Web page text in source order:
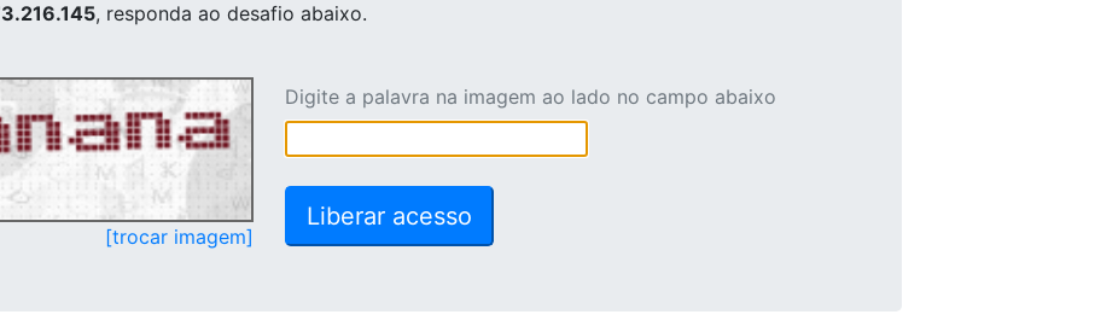
, responda ao desafio abaixo.
[trocar imagem]
Digite a palavra na imagem ao lado no campo abaixo